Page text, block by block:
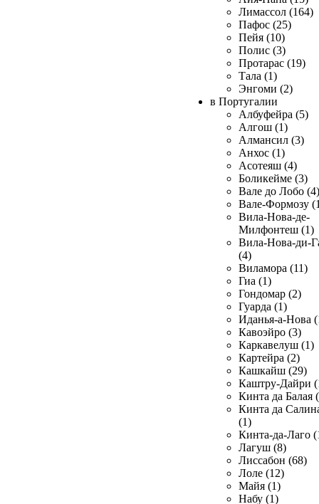
Лимассол (164)
Пафос (25)
Пейя (10)
Полис (3)
Протарас (19)
Тала (1)
Энгоми (2)
в Португалии
Албуфейра (5)
Алгош (1)
Алмансил (3)
Анхос (1)
Асотеяш (4)
Боликейме (3)
Вале до Лобо (4)
Вале-Формозу
Вила-Нова-де-
Милфонтеш (1)
Вила-Нова-ди-
(4)
Виламора (11)
Гиа (1)
Гондомар (2)
Гуарда (1)
Иданья-а-Нова
Кавоэйро (3)
Каркавелуш (1)
Картейра (2)
Кашкайш (29)
Каштру-Дайри
Кинта да Балая
Кинта да
(1)
Кинта-да-Лаго
Лагуш (8)
Лиссабон (68)
Лоле (12)
Майя (1)
Набу (1)